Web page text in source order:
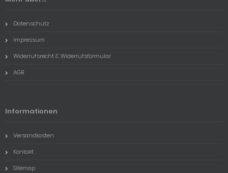
Datenschutz
Impressum
Widerrufsrecht & Widerrufsformular
AGB
Informationen
Versandkosten
Kontakt
Sitemap